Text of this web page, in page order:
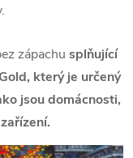
zápachu splňující
který je určený
jsou domácnosti,